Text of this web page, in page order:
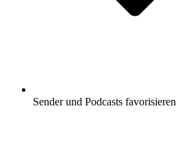
Sender und Podcasts favorisieren